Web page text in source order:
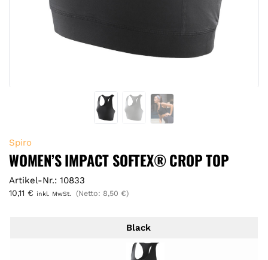
Spiro
WOMEN’S IMPACT SOFTEX® CROP TOP
Artikel-Nr.: 10833
10,11 € inkl. MwSt. (Netto: 8,50 €)
Black